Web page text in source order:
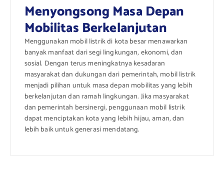
Menyongsong Masa Depan
Mobilitas Berkelanjutan
Menggunakan mobil listrik di kota besar menawarkan
banyak manfaat dari segi lingkungan, ekonomi, dan
sosial. Dengan terus meningkatnya kesadaran
masyarakat dan dukungan dari pemerintah, mobil listrik
menjadi pilihan untuk masa depan mobilitas yang lebih
berkelanjutan dan ramah lingkungan. Jika masyarakat
dan pemerintah bersinergi, penggunaan mobil listrik
dapat menciptakan kota yang lebih hijau, aman, dan
lebih baik untuk generasi mendatang.